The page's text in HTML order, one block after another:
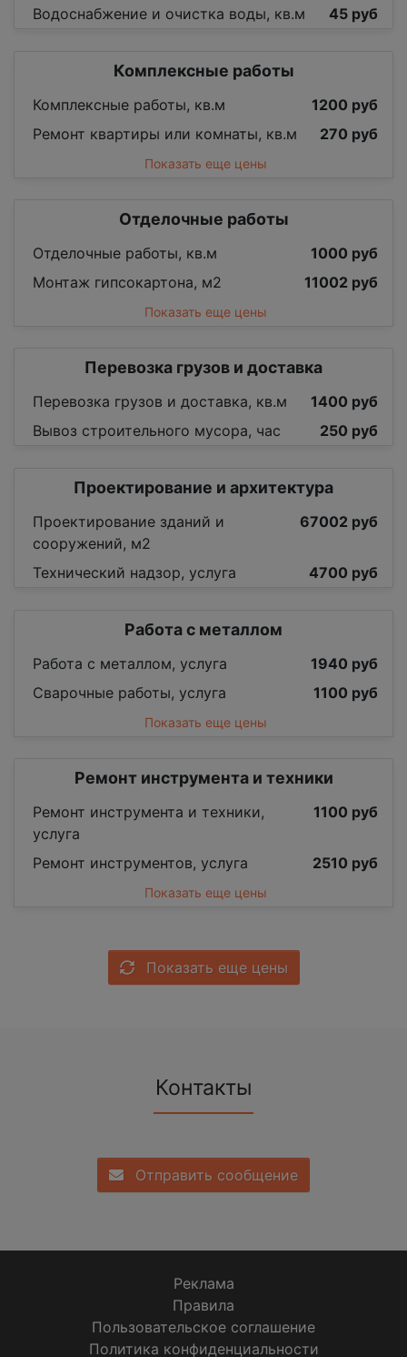
Водоснабжение и очистка воды, кв.м 45 руб
Комплексные работы
Комплексные работы, кв.м
1200 руб
Ремонт квартиры или комнаты, кв.м
270 руб
Показать еще цены
Отделочные работы
Отделочные работы, кв.м
1000 руб
Монтаж гипсокартона, м2
11002 руб
Показать еще цены
Перевозка грузов и доставка
Перевозка грузов и доставка, кв.м
1400 руб
Вывоз строительного мусора, час
250 руб
Проектирование и архитектура
Проектирование зданий и
сооружений, м2
67002 руб
Технический надзор, услуга 4700 руб
Работа с металлом
Работа с металлом, услуга
1940 руб
Сварочные работы, услуга
1100 руб
Показать еще цены
Ремонт инструмента и техники
Ремонт инструмента и техники,
услуга
1100 руб
Ремонт инструментов, услуга 2510 руб
Показать еще цены
Показать еще цены
Контакты
Отправить сообщение
Реклама
Правила
Пользовательское соглашение
Политика конфиденциальности